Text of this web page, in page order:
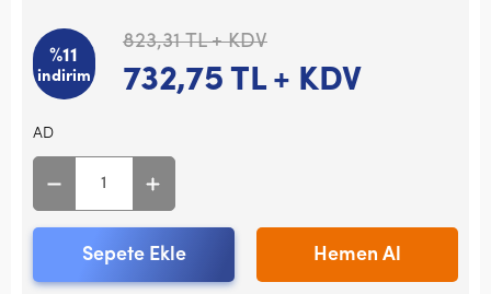
%11
indirim
823,31TL + KDV
732,75 TL + KDV
AD
Sepete Ekle Hemen Al